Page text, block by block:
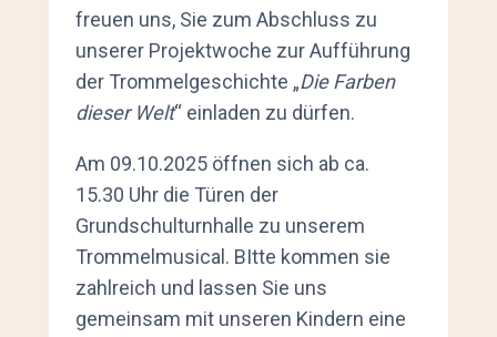
freuen uns, Sie zum Abschluss zu
unserer Projektwoche zur Aufführung
der Trommelgeschichte „Die Farben
dieser Welt“ einladen zu dürfen.
Am 09.10.2025 öffnen sich ab ca.
15.30 Uhr die Türen der
Grundschulturnhalle zu unserem
Trommelmusical. BItte kommen sie
zahlreich und lassen Sie uns
gemeinsam mit unseren Kindern eine